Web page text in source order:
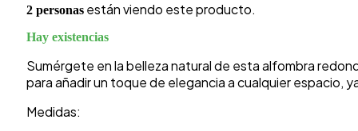
2 personas están viendo este producto.
Hay existencias
Sumérgete en la belleza natural de esta alfombra
para añadir un toque de elegancia a cualquier espacio,
Medidas: